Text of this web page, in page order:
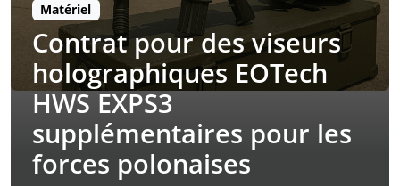
Matériel
Contrat pour des viseurs
holographiques EOTech
HWS EXPS3
supplémentaires pour les
forces polonaises